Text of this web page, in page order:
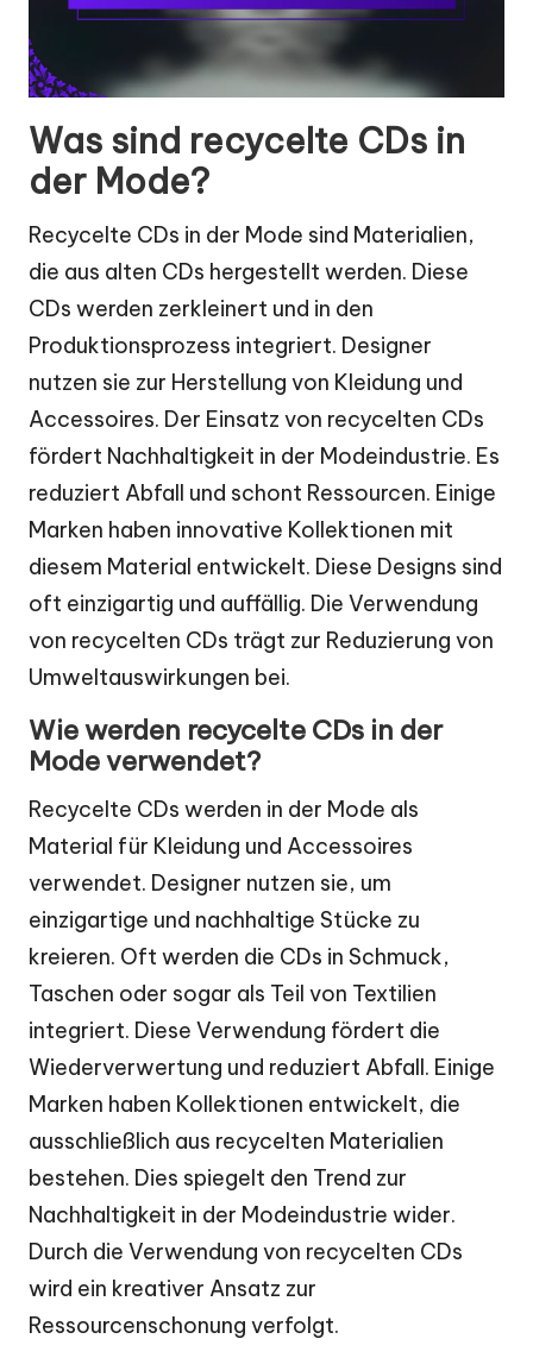
Was sind recycelte CDs in
der Mode?
Recycelte CDs in der Mode sind Materialien,
die aus alten CDs hergestellt werden. Diese
CDs werden zerkleinert und in den
Produktionsprozess integriert. Designer
nutzen sie zur Herstellung von Kleidung und
Accessoires. Der Einsatz von recycelten CDs
fördert Nachhaltigkeit in der Modeindustrie. Es
reduziert Abfall und schont Ressourcen. Einige
Marken haben innovative Kollektionen mit
diesem Material entwickelt. Diese Designs sind
oft einzigartig und auffällig. Die Verwendung
von recycelten CDs trägt zur Reduzierung von
Umweltauswirkungen bei.
Wie werden recycelte CDs in der
Mode verwendet?
Recycelte CDs werden in der Mode als
Material für Kleidung und Accessoires
verwendet. Designer nutzen sie, um
einzigartige und nachhaltige Stücke zu
kreieren. Oft werden die CDs in Schmuck,
Taschen oder sogar als Teil von Textilien
integriert. Diese Verwendung fördert die
Wiederverwertung und reduziert Abfall. Einige
Marken haben Kollektionen entwickelt, die
ausschließlich aus recycelten Materialien
bestehen. Dies spiegelt den Trend zur
Nachhaltigkeit in der Modeindustrie wider.
Durch die Verwendung von recycelten CDs
wird ein kreativer Ansatz zur
Ressourcenschonung verfolgt.